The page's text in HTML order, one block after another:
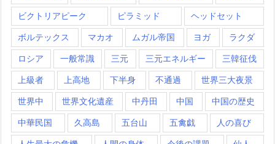
ビクトリアピーク ピラミッド ヘッドセット
ボルテックス マカオ ムガル帝国 ヨガ ラクダ
ロシア 一般常識 三元 三元エネルギー 三韓征伐
上級者 上高地 下半身 不通過 世界三大夜景
世界中 世界文化遺産 中丹田 中国 中国の歴史
中華民国 久高島 五台山 五禽戯 人の喜び